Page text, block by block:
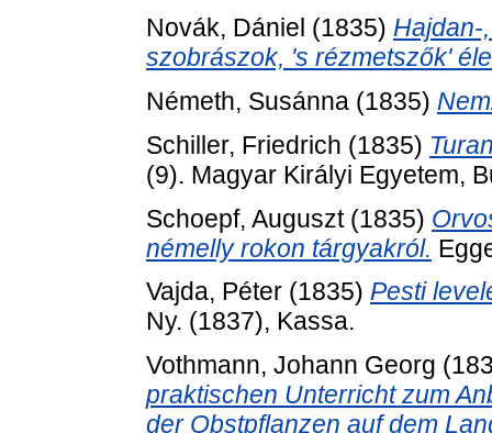
Novák, Dániel (1835) Hajdan-
szobrászok, 's rézmetszők'
Németh, Susánna (1835)
Schiller, Friedrich (1835)
(9). Magyar Királyi Egyetem,
Schoepf, Auguszt(1835)
némelly rokon tárgyakról.
Vajda, Péter (1835) Pesti
Ny. (1837), Kassa.
Vothmann, Johann Georg
praktischen Unterricht zum
der Obstpflanzen auf dem